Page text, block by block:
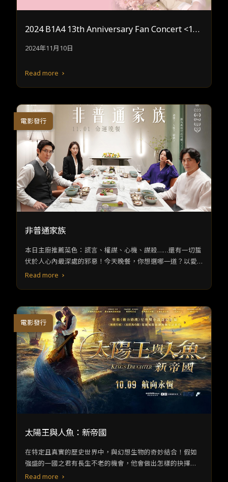
2024 B1A4 13th Anniversary Fan Concert <13A
NA=DAY> IN TAIWAN
2024年11月10日
Read more
非普通家族
本日主廚推薦菜色：謊言、權謀、心機、謀殺……還有一切蜇
伏於人心內最深處的邪惡！今天晚餐，你想選哪一道？以愛
為名的自私，是否就能獲得寬恕？
Read more
電影發行
太陽王與人魚：新帝國
在特定且真實的歷史世界中，與幻想生物的奇妙結合！假如
強盛的一國之君有長生不老的機會，他會做出怎樣的抉擇
呢？
Read more
電影發行